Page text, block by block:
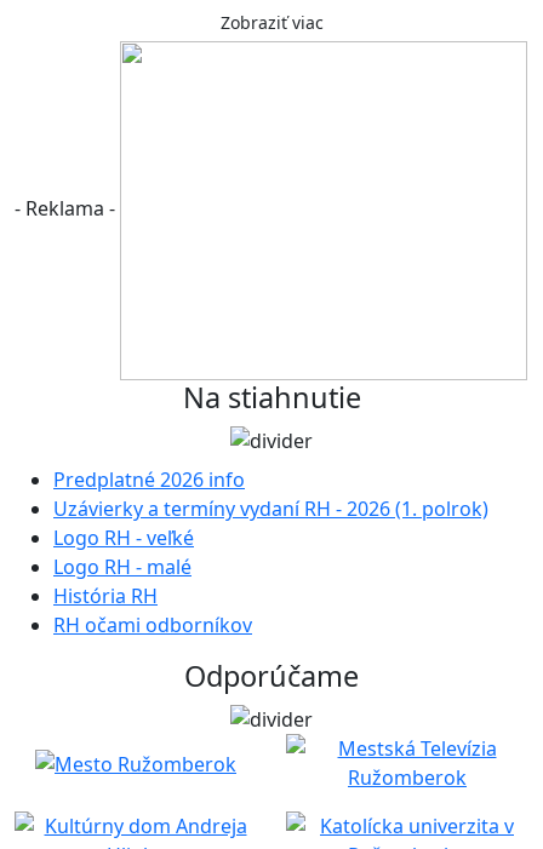
Zobraziť viac
- Reklama -
Na stiahnutie
Predplatné 2026 info
Uzávierky a termíny vydaní RH - 2026 (1. polrok)
Logo RH - veľké
Logo RH - malé
História RH
RH očami odborníkov
Odporúčame